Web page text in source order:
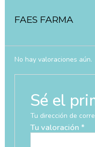
FAES FARMA
No hay valoraciones aún.
Sé el
Tu dirección de
Tu valoración *